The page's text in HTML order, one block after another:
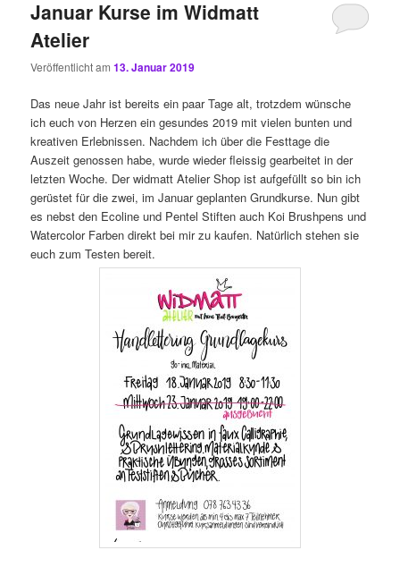
Januar Kurse im Widmatt
Atelier
Veröffentlicht am13. Januar 2019
Das neue Jahr ist bereits ein paar Tage alt, trotzdem wünsche
ich euch von Herzen ein gesundes 2019 mit vielen bunten und
kreativen Erlebnissen. Nachdem ich über die Festtage die
Auszeit genossen habe, wurde wieder fleissig gearbeitet in der
letzten Woche. Der widmatt Atelier Shop ist aufgefüllt so bin ich
gerüstet für die zwei, im Januar geplanten Grundkurse. Nun gibt
es nebst den Ecoline und Pentel Stiften auch Koi Brushpens und
Watercolor Farben direkt bei mir zu kaufen. Natürlich stehen sie
euch zum Testen bereit.